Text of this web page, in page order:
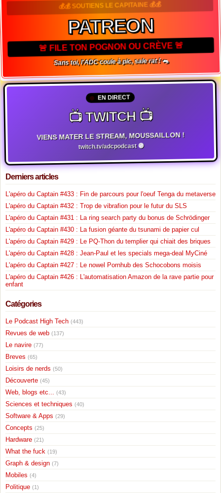
💰💰 SOUTIENS LE CAPITAINE 💰💰
PATREON
🚨 FILE TON POGNON OU CRÈVE 🚨
Sans toi, l'ADC coule à pic, sale rat ! 🐀
EN DIRECT
📺 TWITCH 📺
VIENS MATER LE STREAM, MOUSSAILLON !
twitch.tv/adcpodcast 🟣
Derniers articles
L'apéro du Captain #433 : Fin de parcours pour l'oeuf Tenga du metaverse
L'apéro du Captain #432 : Trop de vibrafion pour le futur du SLS
L'apéro du Captain #431 : La ring search party du bonus de Schrödinger
L'apéro du Captain #430 : La fusion géante du tsunami de papier cul
L'apéro du Captain #429 : Le PQ-Thon du templier qui chiait des briques
L'apéro du Captain #428 : Jean-Paul et les specials mega-deal MyCiné
L'apéro du Captain #427 : Le nowel Pornhub des Schocobons moisis
L'apéro du Captain #426 : L'automatisation Amazon de la rave partie pour
enfant
Catégories
Le Podcast High Tech (443)
Revues de web (137)
Le navire (77)
Breves (65)
Loisirs de nerds (50)
Découverte (45)
Web, blogs etc... (43)
Sciences et techniques (40)
Software & Apps (29)
Concepts (25)
Hardware (21)
What the fuck (19)
Graph & design (7)
Mobiles (4)
Politique (1)